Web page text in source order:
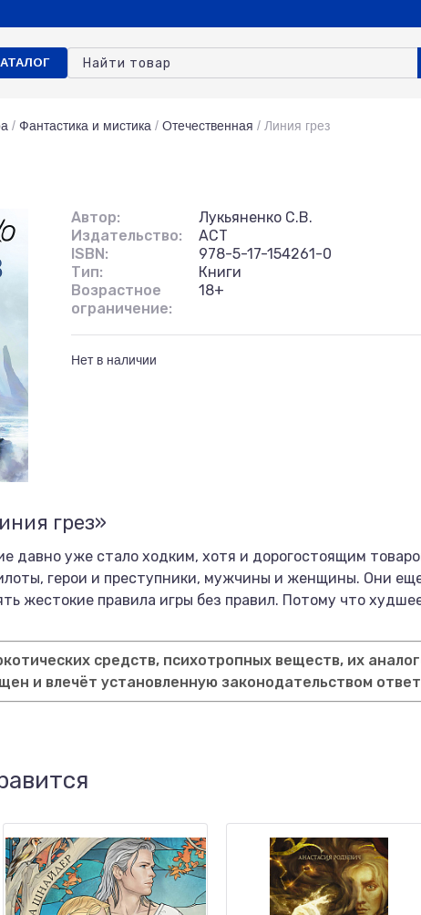
/ Фантастика и мистика / Отечественная / Линия грез
Автор:
Лукьяненко С.В.
Издательство:
АСТ
ISBN:
978-5-17-154261-0
Тип:
Книги
Возрастное
ограничение:
18+
Нет в наличии
грез»
давно уже стало ходким, хотя и дорогостоящим
герои и преступники, мужчины и женщины. Они
жестокие правила игры без правил. Потому что
средств, психотропных веществ, их
и влечёт установленную законодательством